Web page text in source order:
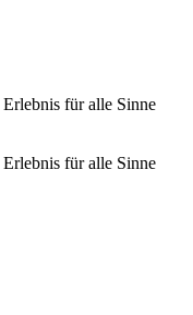
für alle Sinne
für alle Sinne